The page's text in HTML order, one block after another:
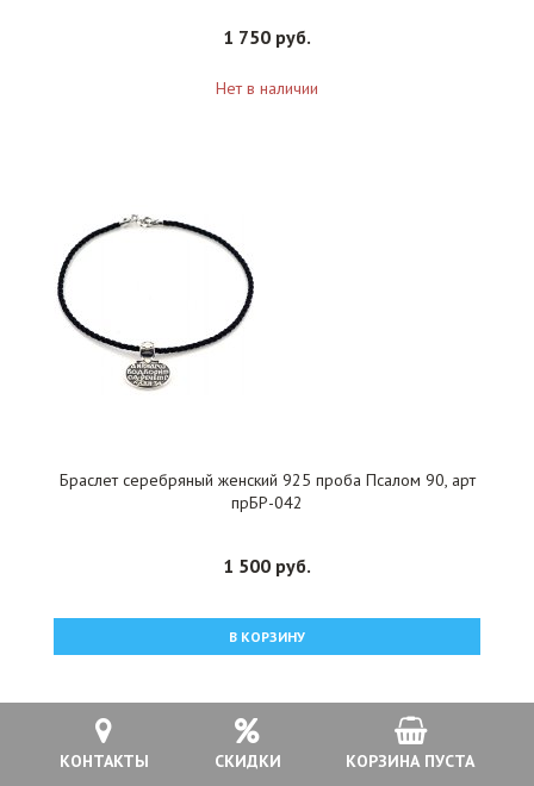
КОНТАКТЫ СКИДКИ КОРЗИНА ПУСТА
1 750 руб.
Нет в наличии
Браслет серебряный женский 925 проба Псалом 90, арт
прБР-042
1 500 руб.
В КОРЗИНУ